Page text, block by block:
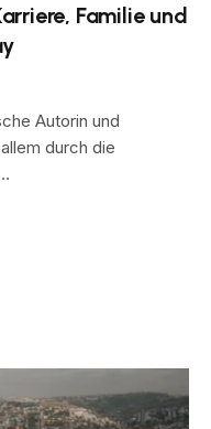
Familie und
Autorin und
durch die